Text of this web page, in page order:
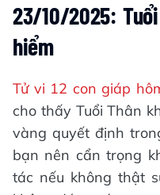
23/10/2025:
hiểm
Tử vi 12 con giáp
cho thấy Tuổi Thân
vàng quyết định
bạn nên cẩn trọng
tác nếu không thật